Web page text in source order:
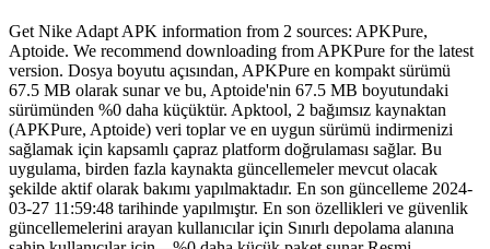
Get Nike Adapt APK information from 2 sources: APKPure,
Aptoide. We recommend downloading from APKPure for the latest
version. Dosya boyutu açısından, APKPure en kompakt sürümü
67.5 MB olarak sunar ve bu, Aptoide'nin 67.5 MB boyutundaki
sürümünden %0 daha küçüktür. Apktool, 2 bağımsız kaynaktan
(APKPure, Aptoide) veri toplar ve en uygun sürümü indirmenizi
sağlamak için kapsamlı çapraz platform doğrulaması sağlar. Bu
uygulama, birden fazla kaynakta güncellemeler mevcut olacak
şekilde aktif olarak bakımı yapılmaktadır. En son güncelleme 2024-
03-27 11:59:48 tarihinde yapılmıştır. En son özellikleri ve güvenlik
güncellemelerini arayan kullanıcılar için Sınırlı depolama alanına